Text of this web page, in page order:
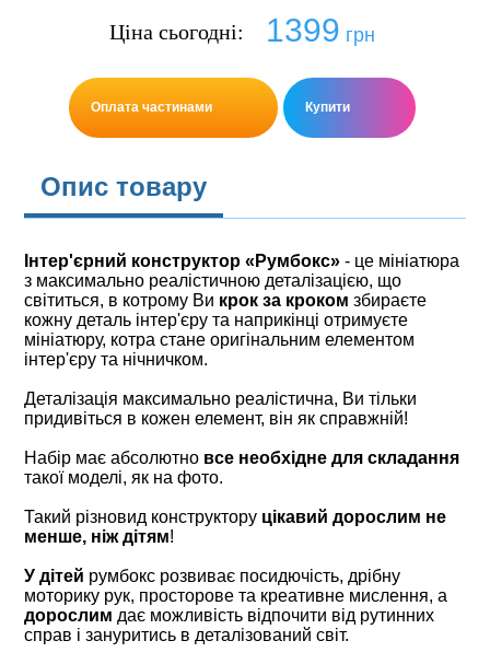
Ціна сьогодні: 1399 грн
Оплата частинами Купити
Опис товару
Інтер'єрний конструктор«Румбокс» - це мініатюра
з максимально реалістичною деталізацією, що
світиться, в котрому Ви крок за кроком збираєте
кожну деталь інтер'єру та наприкінці отримуєте
мініатюру, котра стане оригінальним елементом
інтер'єру та нічничком.
Деталізація максимально реалістична, Ви тільки
придивіться в кожен елемент, він як справжній!
Набір має абсолютно все необхідне для складання
такої моделі, як на фото.
Такий різновид конструктору цікавий дорослим не
менше, ніж дітям!
У дітей румбокс розвиває посидючість, дрібну
моторику рук, просторове та креативне мислення, а
дорослим дає можливість відпочити від рутинних
справ і зануритись в деталізований світ.